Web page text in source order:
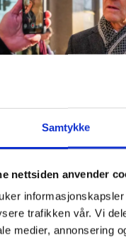
Samtykke
nettsiden anvender
trafikken vår. Vi
medier, annonsering
er i
å gi mer